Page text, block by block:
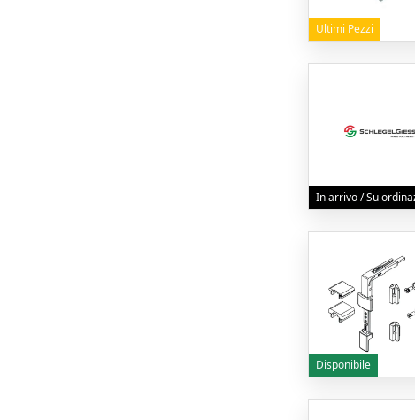
Ultimi Pezzi
In arrivo / Su
Disponibile